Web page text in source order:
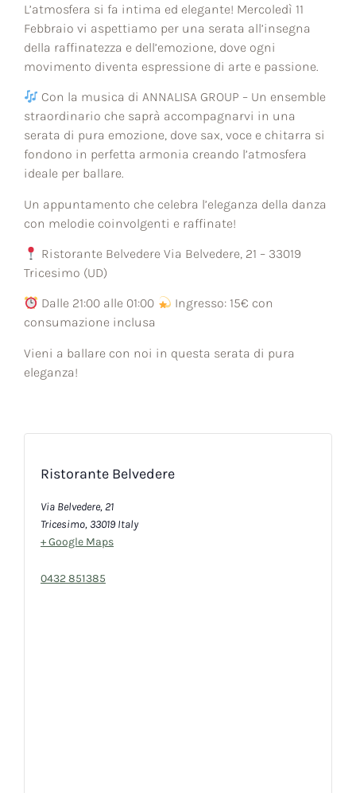
L’atmosfera si fa intima ed elegante! Mercoledì 11
Febbraio vi aspettiamo per una serata all’insegna
della raffinatezza e dell’emozione, dove ogni
movimento diventa espressione di arte e passione.
Con la musica di ANNALISA GROUP – Un ensemble
straordinario che saprà accompagnarvi in una
serata di pura emozione, dove sax, voce e chitarra si
fondono in perfetta armonia creando l’atmosfera
ideale per ballare.
Un appuntamento che celebra l’eleganza della danza
con melodie coinvolgenti e raffinate!
Ristorante Belvedere Via Belvedere, 21 – 33019
Tricesimo (UD)
Dalle 21:00 alle 01:00
Ingresso: 15€ con
consumazione inclusa
Vieni a ballare con noi in questa serata di pura
eleganza!
Ristorante Belvedere
Via Belvedere, 21
Tricesimo, 33019 Italy
+ Google Maps
0432 851385